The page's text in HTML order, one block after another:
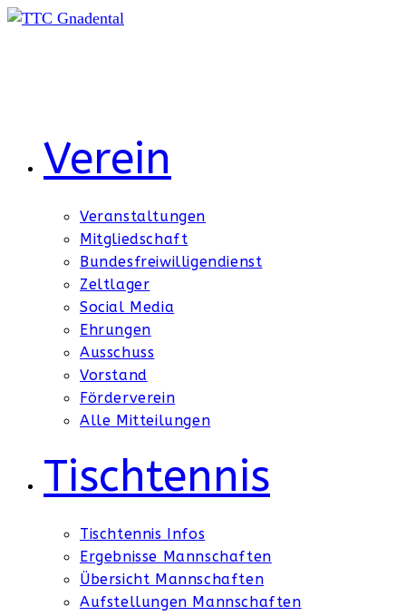
Zum
Verein
Veranstaltungen
Mitgliedschaft
Bundesfreiwilligendienst
Zeltlager
Social Media
Ehrungen
Ausschuss
Vorstand
Förderverein
Alle Mitteilungen
Tischtennis
Tischtennis Infos
Ergebnisse Mannschaften
Übersicht Mannschaften
Aufstellungen Mannschaften